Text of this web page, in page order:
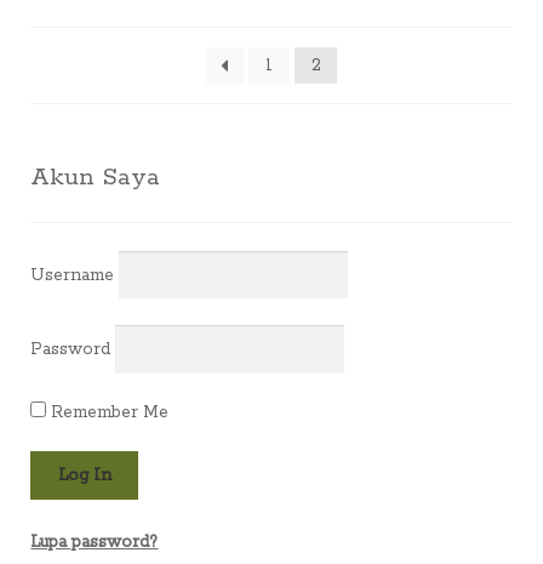
terbaru
1 2
Akun Saya
Username
Password
Remember Me
Lupa password?